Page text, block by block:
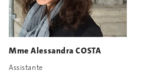
Mme Alessandra COSTA
Assistante